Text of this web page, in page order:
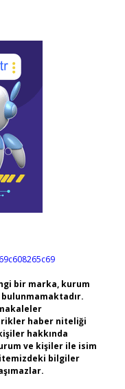
bir marka, kurum
haber niteliği
hakkında
ve kişiler ile isim
bilgiler